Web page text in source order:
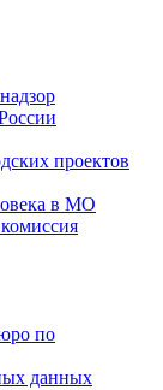
проектов
в МО
по
данных